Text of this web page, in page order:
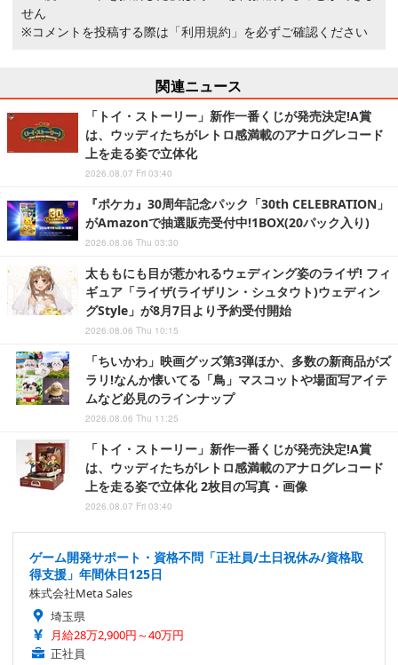
せん
※コメントを投稿する際は 「利用規約」 を必ずご確認ください
関連ニュース
「トイ・ストーリー」新作一番くじが発売決定!A賞
は、ウッディたちがレトロ感満載のアナログレコード
上を走る姿で立体化
2026.08.07 Fri 03:40
『ポケカ』30周年記念パック「30th CELEBRATION」
がAmazonで抽選販売受付中!1BOX(20パック入り)
2026.08.06 Thu 03:30
太ももにも目が惹かれるウェディング姿のライザ! フィ
ギュア「ライザ(ライザリン・シュタウト)ウェディン
グStyle」が8月7日より予約受付開始
2026.08.06 Thu 10:15
「ちいかわ」映画グッズ第3弾ほか、多数の新商品がズ
ラリ!なんか懐いてる「鳥」マスコットや場面写アイテ
ムなど必見のラインナップ
2026.08.06 Thu 11:25
「トイ・ストーリー」新作一番くじが発売決定!A賞
は、ウッディたちがレトロ感満載のアナログレコード
上を走る姿で立体化 2枚目の写真・画像
2026.08.07 Fri 03:40
ゲーム開発サポート・資格不問「正社員/土日祝休み/資格取
得支援」年間休日125日
株式会社Meta Sales
埼玉県
月給28万2,900円～40万円
正社員